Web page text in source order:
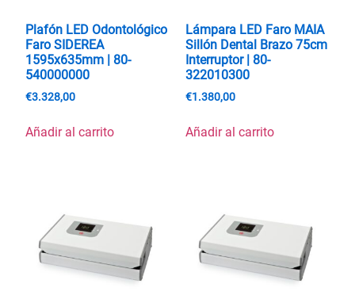
Plafón LED Odontológico
Faro SIDEREA
1595x635mm | 80-
540000000
€3.328,00
Añadir al carrito
Lámpara LED Faro MAIA
Sillón Dental Brazo 75cm
Interruptor | 80-
322010300
€1.380,00
Añadir al carrito